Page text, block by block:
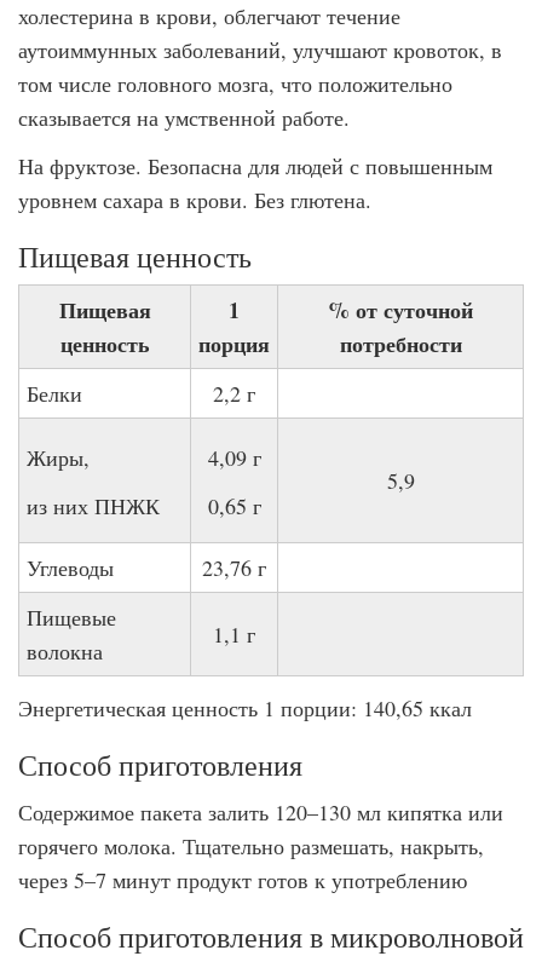
холестерина в крови, облегчают течение
аутоиммунных заболеваний, улучшают кровоток, в
том числе головного мозга, что положительно
сказывается на умственной работе.
На фруктозе. Безопасна для людей с повышенным
уровнем сахара в крови. Без глютена.
Пищевая ценность
Пищевая
ценность
1
порция
% от суточной
потребности
Белки 2,2 г
Жиры,
из них ПНЖК
4,09 г
0,65 г
5,9
Углеводы
23,76 г
Пищевые
волокна
1,1 г
Энергетическая ценность 1 порции: 140,65 ккал
Способ приготовления
Содержимое пакета залить 120–130 мл кипятка или
горячего молока. Тщательно размешать, накрыть,
через 5–7 минут продукт готов к употреблению
Способ приготовления в микроволновой